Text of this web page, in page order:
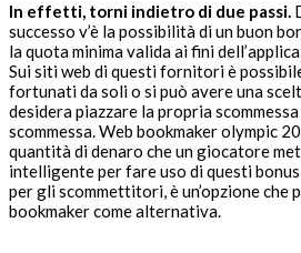
In effetti, torni indietro di due passi.
successo v’è la possibilità di un buon
la quota minima valida ai fini
Sui siti web di questi fornitori è
fortunati da soli o si può avere una
desidera piazzare la propria
scommessa. Web bookmaker olympic
quantità di denaro che un giocatore
intelligente per fare uso di questi
per gli scommettitori, è un’opzione che
bookmaker come alternativa.